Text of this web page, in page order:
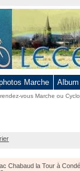
Marche
vous Marche ou Cyclo
Chabaud la Tour à